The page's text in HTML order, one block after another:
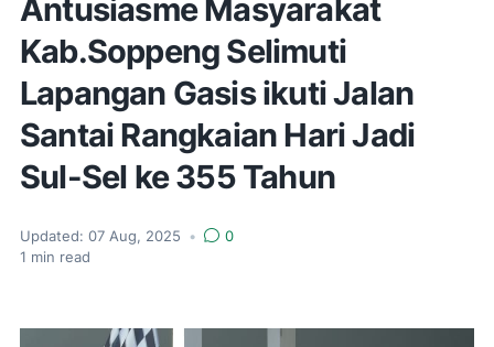
Antusiasme Masyarakat
Kab.Soppeng Selimuti
Lapangan Gasis ikuti Jalan
Santai Rangkaian Hari Jadi
Sul-Sel ke 355 Tahun
Updated: 07 Aug, 2025 •
0
1 min read